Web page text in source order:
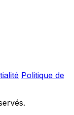
Politique de